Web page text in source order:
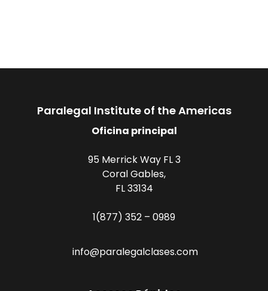
Paralegal Institute of the Americas
Oficina principal
95 Merrick Way FL 3
Coral Gables,
FL 33134
1(877) 352 – 0989
info@paralegalclases.com